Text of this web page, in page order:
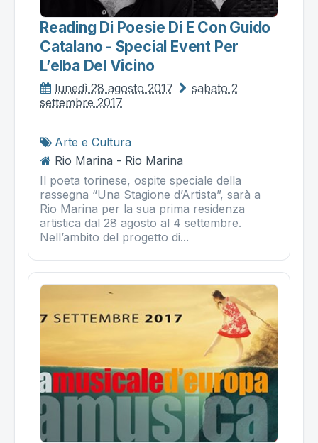
Reading Di Poesie Di E Con Guido
Catalano - Special Event Per
L’elba Del Vicino
lunedì 28 agosto 2017
sabato 2
settembre 2017
Arte e Cultura
Rio Marina - Rio Marina
Il poeta torinese, ospite speciale della
rassegna “Una Stagione d’Artista”, sarà a
Rio Marina per la sua prima residenza
artistica dal 28 agosto al 4 settembre.
Nell’ambito del progetto di...